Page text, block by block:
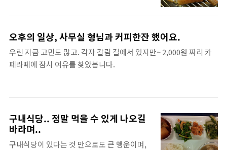
이상하게 검색되서 들어오는 스팸같은 블로그
가 되었더라구요.스팸필터를 달아도 매일 덤
벼드는 기계들.. 왠지 모를 깨름직함 ? 그러는
와중에 50만개가 넘는 댓글을 일일이 다지우
은게 다행이에요~ 열심히 가꾸어 볼까 합니다
~ 하하 불금이 돌아왔는데 오늘 불금의 희생량
은 무엇이 될지 ^^
오후의 일상, 사무실 형님과 커피한잔 했어요.
우린 지금 고민도 많고. 각자 갈림 길에서 있지만~ 2,000원 짜리 카
페라떼에 잠시 여유를 찾았봅니다.
구내식당.. 정말 먹을 수 있게 나오길
바라며..
구내식당이 있다는 것 만으로도 큰 행운이며,